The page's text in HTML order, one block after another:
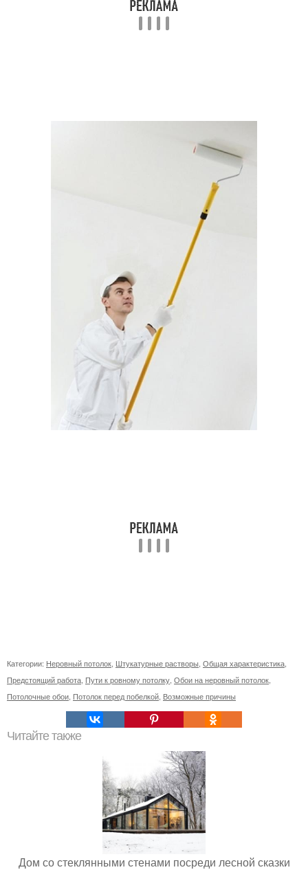
Категории: Неровный потолок Штукатурные растворы Общая характеристика
Предстоящий работа Пути к ровному потолку Обои на неровный потолок
Потолочные обои Потолок перед побелкой Возможные причины
Читайте также
Дом со стеклянными стенами посреди лесной сказки